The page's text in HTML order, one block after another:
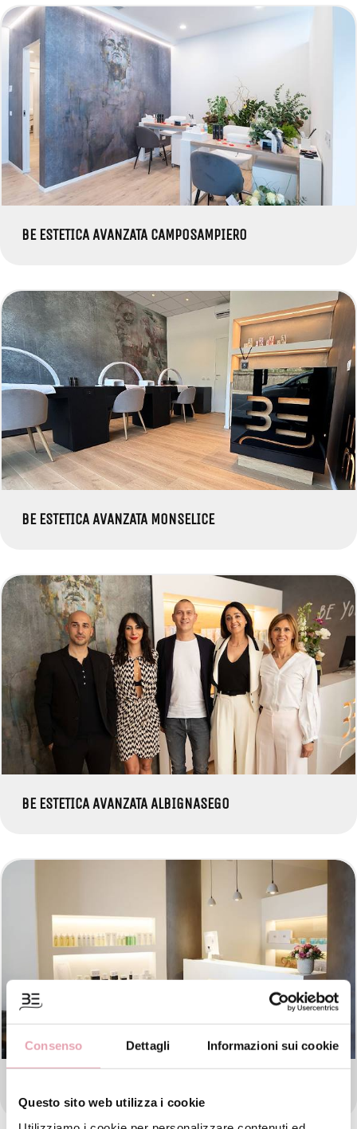
Consenso Dettagli Informazioni sui cookie
Questo sito web utilizza i cookie
BE ESTETICA AVANZATA CAMPOSAMPIERO
BE ESTETICA AVANZATA MONSELICE
BE ESTETICA AVANZATA ALBIGNASEGO